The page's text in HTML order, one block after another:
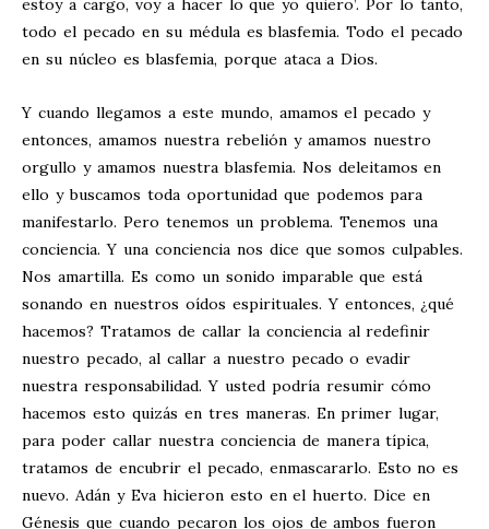
estoy a cargo, voy a hacer lo que yo quiero’. Por lo tanto,
todo el pecado en su médula es blasfemia. Todo el pecado
en su núcleo es blasfemia, porque ataca a Dios.
Y cuando llegamos a este mundo, amamos el pecado y
entonces, amamos nuestra rebelión y amamos nuestro
orgullo y amamos nuestra blasfemia. Nos deleitamos en
ello y buscamos toda oportunidad que podemos para
manifestarlo. Pero tenemos un problema. Tenemos una
conciencia. Y una conciencia nos dice que somos culpables.
Nos amartilla. Es como un sonido imparable que está
sonando en nuestros oídos espirituales. Y entonces, ¿qué
hacemos? Tratamos de callar la conciencia al redefinir
nuestro pecado, al callar a nuestro pecado o evadir
nuestra responsabilidad. Y usted podría resumir cómo
hacemos esto quizás en tres maneras. En primer lugar,
para poder callar nuestra conciencia de manera típica,
tratamos de encubrir el pecado, enmascararlo. Esto no es
nuevo. Adán y Eva hicieron esto en el huerto. Dice en
Génesis que cuando pecaron los ojos de ambos fueron